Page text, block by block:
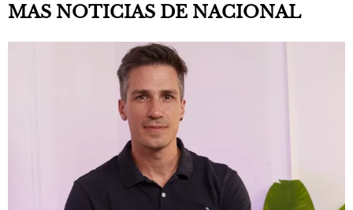
MAS NOTICIAS DE NACIONAL